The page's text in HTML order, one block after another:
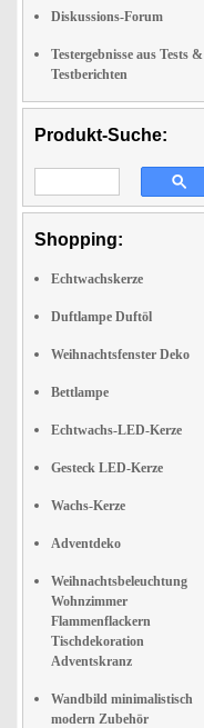
Diskussions-Forum
Testergebnisse aus Tests &
Testberichten
Produkt-Suche:
Shopping:
Echtwachskerze
Duftlampe Duftöl
Weihnachtsfenster Deko
Bettlampe
Echtwachs-LED-Kerze
Gesteck LED-Kerze
Wachs-Kerze
Adventdeko
Weihnachtsbeleuchtung
Wohnzimmer
Flammenflackern
Tischdekoration
Adventskranz
Wandbild minimalistisch
modern Zubehör